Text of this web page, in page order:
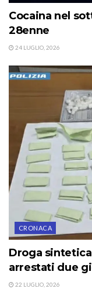
Cocaina nel
28enne
24 LUGLIO, 2026
CRONACA
Droga
arrestati due
22 LUGLIO, 2026